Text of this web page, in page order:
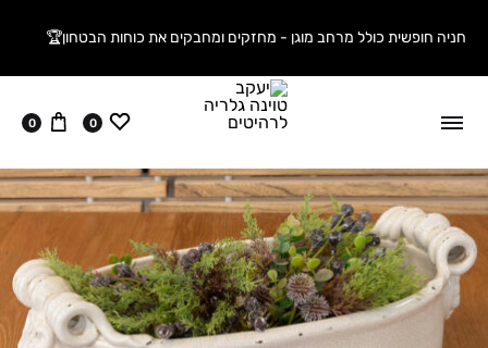
חניה חופשית כולל מרחב מוגן - מחזקים ומחבקים את כוחות הבטחון🏆
ווישליסט
0 עגלה
0